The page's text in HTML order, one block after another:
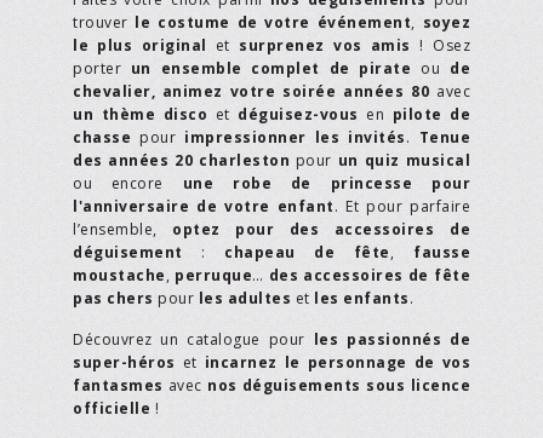
trouver le costume de votre événement, soyez
le plus original et surprenez vos amis ! Osez
porter un ensemble complet de pirate ou de
chevalier, animez votre soirée années 80 avec
un thème disco et déguisez-vous en pilote de
chasse pour impressionner les invités. Tenue
des années 20 charleston pour un quiz musical
ou encore une robe de princesse pour
l'anniversaire de votre enfant. Et pour parfaire
l’ensemble, optez pour des accessoires de
déguisement : chapeau de fête, fausse
moustache, perruque… des accessoires de fête
pas chers pour les adultes et les enfants.
Découvrez un catalogue pour les passionnés de
super-héros et incarnez le personnage de vos
fantasmes avec nos déguisements sous licence
officielle !